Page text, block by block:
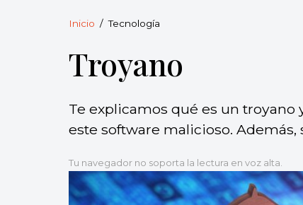
reservados.
Inicio Tecnología
Troyano
Te explicamos qué es un
este software malicioso.
Tu navegador no soporta la lectura en voz alta.